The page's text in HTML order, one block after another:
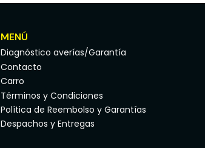
MENÚ
Diagnóstico averías/Garantía
Contacto
Carro
Términos y Condiciones
Política de Reembolso y Garantías
Despachos y Entregas